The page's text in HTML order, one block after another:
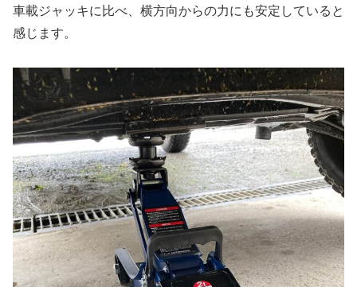
車載ジャッキに比べ、横方向からの力にも安定していると
感じます。